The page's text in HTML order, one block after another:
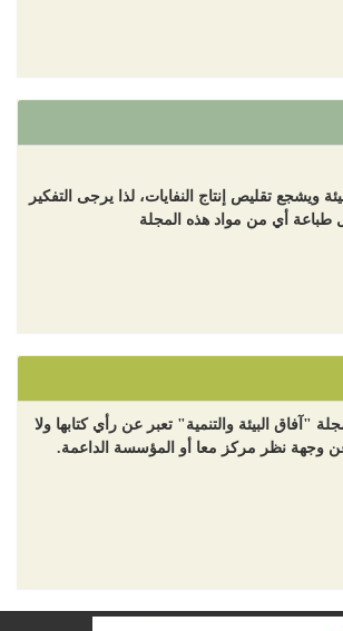
ويشجع تقليص إنتاج النفايات، لذا يرجى التفكير
طباعة أي من مواد هذه المجلة
"آفاق البيئة والتنمية" تعبر عن رأي كتابها ولا
وجهة نظر مركز معا أو المؤسسة الداعمة.